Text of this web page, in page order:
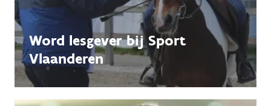
Word lesgever bij Sport
Vlaanderen